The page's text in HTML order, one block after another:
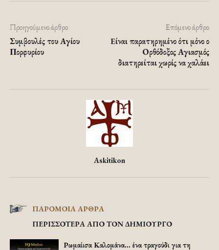
Προηγούμενο άρθρο
Συμβουλές του Αγίου
Πορφυρίου
Επόμενο άρθρο
Eίναι παρατηρημένο ότι μόνο ο
Ορθόδοξος Αγιασμός
διατηρείται χωρίς να χαλάει
Askitikon
ΠΑΡΟΜΟΙΑ ΑΡΘΡΑ
ΠΕΡΙΣΣΟΤΕΡΑ ΑΠΟ ΤΟΝ ΔΗΜΙΟΥΡΓΟ
Ρωμαίισα Καλομάνα… ένα τραγούδι για τη